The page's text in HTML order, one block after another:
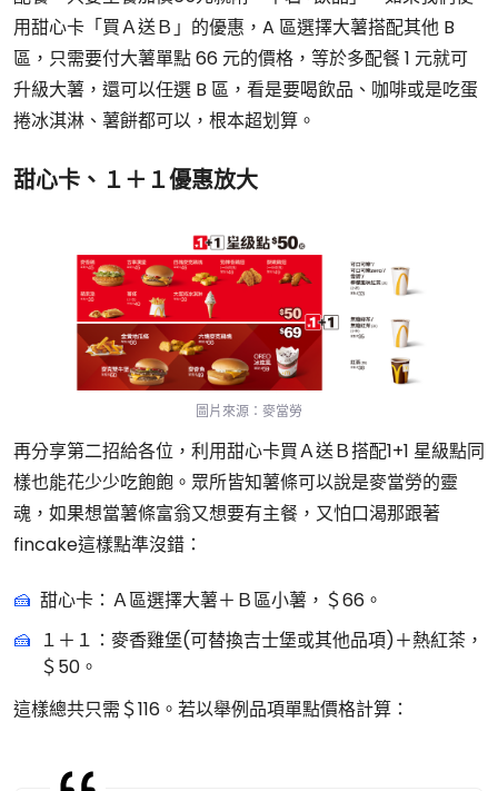
用甜心卡「買Ａ送Ｂ」的優惠，A 區選擇大薯搭配其他 B
區，只需要付大薯單點 66 元的價格，等於多配餐 1 元就可
升級大薯，還可以任選 B 區，看是要喝飲品、咖啡或是吃蛋
捲冰淇淋、薯餅都可以，根本超划算。
甜心卡、１＋１優惠放大
圖片來源：麥當勞
再分享第二招給各位，利用甜心卡買Ａ送Ｂ搭配1+1 星級點同
樣也能花少少吃飽飽。眾所皆知薯條可以說是麥當勞的靈
魂，如果想當薯條富翁又想要有主餐，又怕口渴那跟著
fincake這樣點準沒錯：
甜心卡：Ａ區選擇大薯＋Ｂ區小薯，＄66。
１＋１：麥香雞堡(可替換吉士堡或其他品項)＋熱紅茶，
＄50。
這樣總共只需＄116。若以舉例品項單點價格計算：